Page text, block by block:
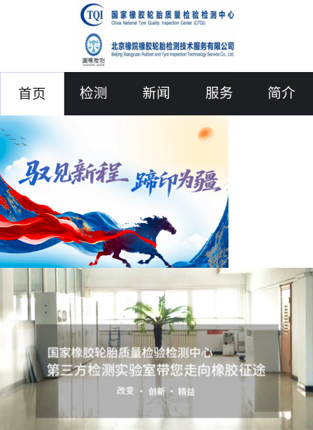
首页 检测 新闻 服务 简介
联络